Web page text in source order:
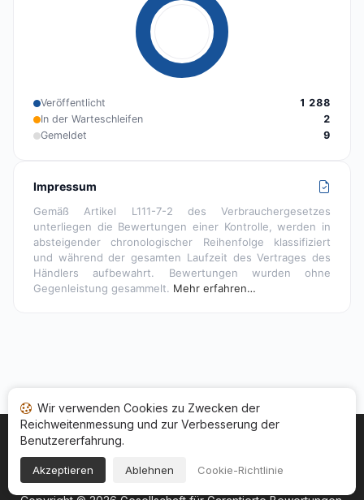
Veröffentlicht
1 288
In der Warteschleifen
2
Gemeldet
9
Impressum
Gemäß Artikel L111-7-2 des Verbrauchergesetzes
unterliegen die Bewertungen einer Kontrolle, werden in
absteigender chronologischer Reihenfolge klassifiziert
und während der gesamten Laufzeit des Vertrages des
Händlers aufbewahrt. Bewertungen wurden ohne
Gegenleistung gesammelt. Mehr erfahren…
Startseite Ihr Bewertungsstatus
Allgemeine Nutzungsbedingugen
Rechtshinweise
Wir verwenden Cookies zu Zwecken der
Reichweitenmessung und zur Verbesserung der
Benutzererfahrung.
Akzeptieren Ablehnen Cookie-Richtlinie